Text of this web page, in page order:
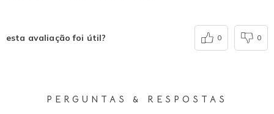
esta avaliação foi útil? 0 0
PERGUNTAS & RESPOSTAS